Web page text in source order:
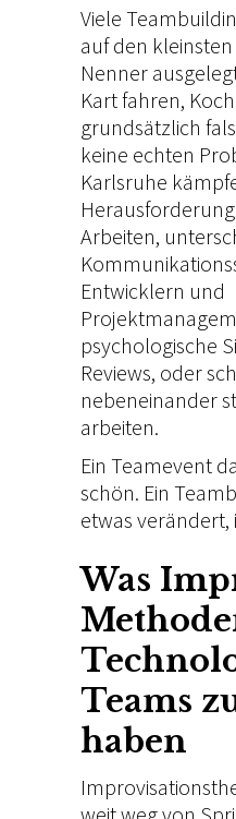
Viele
auf den
Nenner
Kartfahren,
grundsätzlich
keine echten
Karlsruhe
Arbeiten,
Entwicklern und
psychologische
Reviews, oder
nebeneinander
arbeiten.
Ein Teamevent
schön. Ein
etwas verändert,
Was
Teams
haben